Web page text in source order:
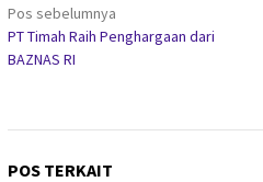
Navigasi
pos
Pos sebelumnya
PT Timah Raih Penghargaan dari
BAZNAS RI
POS TERKAIT